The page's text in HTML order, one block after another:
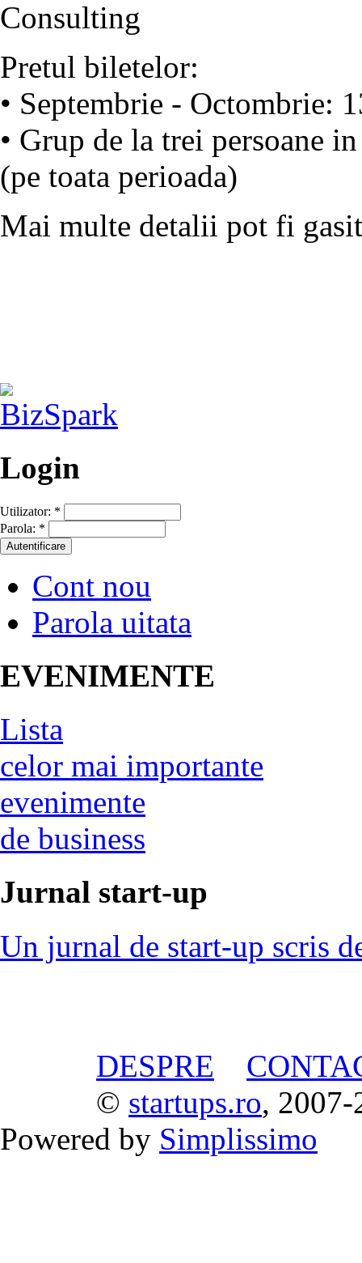
Consulting
Pretul biletelor:
• Septembrie - Octombrie:
• Grup de la trei persoane
(pe toata perioada)
Mai multe detalii pot fi
Login
Utilizator: *
Parola: *
Cont nou
Parola uitata
EVENIMENTE
Lista
celor mai importante
evenimente
de business
Jurnal start-up
Un jurnal de start-up scris
DESPRE
© startups.ro, 2007-
Powered by Simplissimo